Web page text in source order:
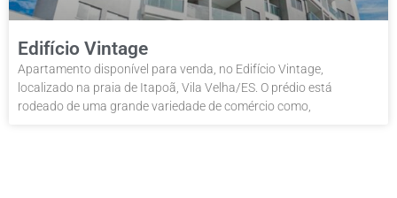
Edifício Vintage
Apartamento disponível para venda, no Edifício Vintage,
localizado na praia de Itapoã, Vila Velha/ES. O prédio está
rodeado de uma grande variedade de comércio como,